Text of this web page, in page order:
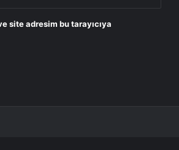
site adresim bu tarayıcıya